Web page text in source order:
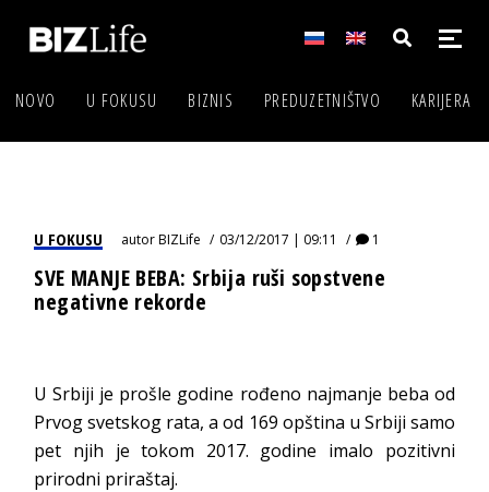
NOVO U FOKUSU BIZNIS PREDUZETNIŠTVO KARIJERA
U FOKUSU autorBIZLife 03/12/2017 | 09:11 1
SVE MANJE BEBA: Srbija ruši sopstvene
negativne rekorde
U Srbiji je prošle godine rođeno najmanje beba od
Prvog svetskog rata, a od 169 opština u Srbiji samo
pet njih je tokom 2017. godine imalo pozitivni
prirodni priraštaj.